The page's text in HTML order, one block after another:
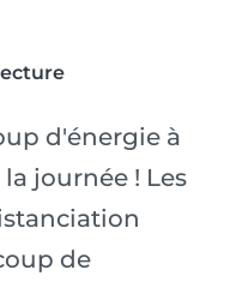
d'énergie à
journée ! Les
de